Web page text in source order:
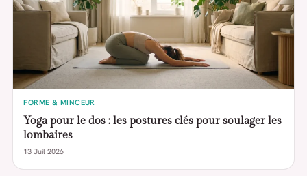
FORME & MINCEUR
Yoga pour le dos : les postures clés pour soulager les
lombaires
13 Juil 2026